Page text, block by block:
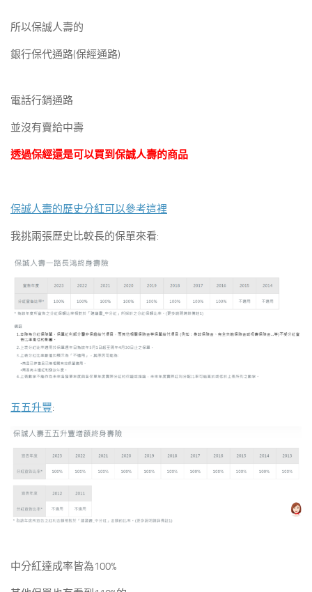
所以保誠人壽的
銀行保代通路(保經通路)
電話行銷通路
並沒有賣給中壽
透過保經還是可以買到保誠人壽的商品
保誠人壽的歷史分紅可以參考這裡
我挑兩張歷史比較長的保單來看:
五五升豐:
中分紅達成率皆為100%